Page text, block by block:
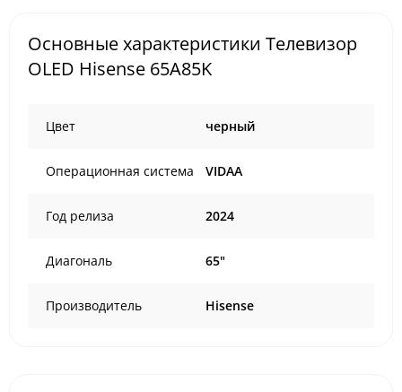
Основные характеристики Телевизор
OLED Hisense 65A85K
Цвет черный
Операционная система VIDAA
Год релиза 2024
Диагональ 65"
Производитель Hisense